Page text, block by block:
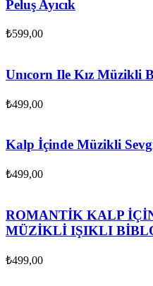
Peluş Ayıcık
₺599,00
Unıcorn Ile Kız Müzikli
₺499,00
Kalp İçinde Müzikli
₺499,00
ROMANTİK KALP
MÜZİKLİ IŞIKLI
₺499,00